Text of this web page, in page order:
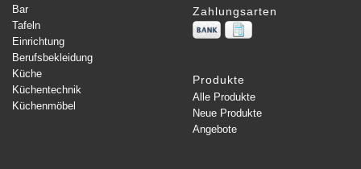
Bar
Tafeln
Einrichtung
Berufsbekleidung
Küche
Küchentechnik
Küchenmöbel
Zahlungsarten
Produkte
Alle Produkte
Neue Produkte
Angebote